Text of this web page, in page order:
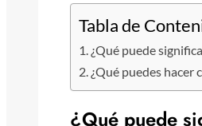
Tabla de
¿Qué puede
¿Qué puedes hacer
¿Qué puede